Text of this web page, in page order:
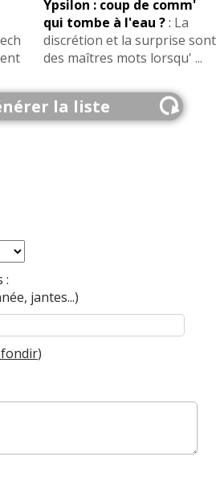
Ypsilon : coup de comm'
qui tombe à l'eau ?: La
discrétion et la surprise sont
des maîtres mots lorsqu' ...
la liste
:
jantes...)
)